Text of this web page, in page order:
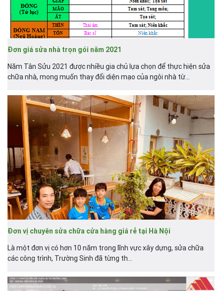
Đơn giá sửa nhà trọn gói năm 2021
Năm Tân Sửu 2021 được nhiều gia chủ lựa chọn để thực hiện sửa
chữa nhà, mong muốn thay đổi diện mạo của ngôi nhà từ...
Đơn vị chuyên sửa chữa cửa hàng giá rẻ tại Hà Nội
Là một đơn vị có hơn 10 năm trong lĩnh vực xây dựng, sửa chữa
các công trình, Trường Sinh đã từng th...